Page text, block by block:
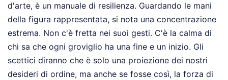
d'arte, è un manuale di resilienza. Guardando le mani
della figura rappresentata, si nota una concentrazione
estrema. Non c'è fretta nei suoi gesti. C'è la calma di
chi sa che ogni groviglio ha una fine e un inizio. Gli
scettici diranno che è solo una proiezione dei nostri
desideri di ordine, ma anche se fosse così, la forza di